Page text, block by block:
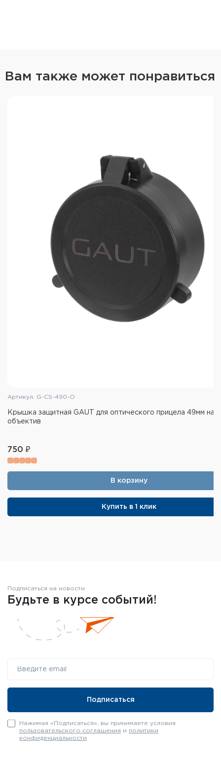
Вам также может понравиться
Артикул: G-CS-490-O
Крышка защитная GAUT для оптического прицела 49мм на
объектив
750 ₽
В корзину
Купить в 1 клик
Подписаться на новости
Будьте в курсе событий!
Нажимая «Подписаться», вы принимаете условия
пользовательского соглашения и политики
конфиденциальности